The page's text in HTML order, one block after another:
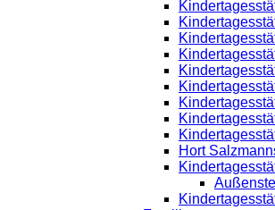
Hort